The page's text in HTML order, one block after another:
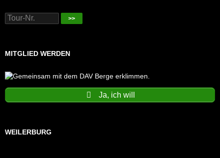
>>
MITGLIED WERDEN
Ja, ich will
WEILERBURG